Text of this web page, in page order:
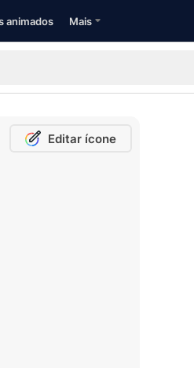
animados Mais
Editar ícone